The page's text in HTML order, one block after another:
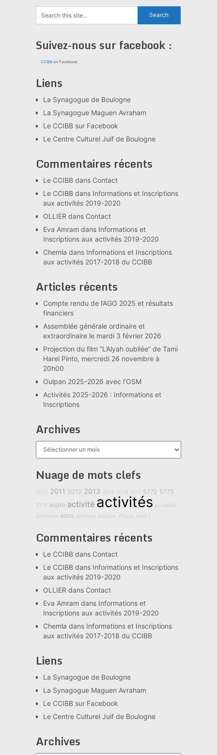
Suivez-nous sur facebook :
CCIBBon Facebook
Liens
La Synagogue de Boulogne
La Synagogue Maguen Avraham
Le CCIBB sur Facebook
Le Centre Culturel Juif de Boulogne
Commentaires récents
Le CCIBBdans Contact
Le CCIBBdans Informations et Inscriptions
aux activités 2019-2020
OLLIER dans Contact
Eva Amram dans Informations et
Inscriptions aux activités 2019-2020
Chemla dans Informations et Inscriptions
aux activités 2017-2018 du CCIBB
Articles récents
Compte rendu de l’AGO 2025 et résultats
financiers
Assemblée générale ordinaire et
extraordinaire le mardi 3 février 2026
Projection du film “L’Alyah oubliée” de Tami
Harel Pinto, mercredi 26 novembre à
20h00
Oulpan 2025-2026 avec l’OSM
Activités 2025-2026 : Informations et
Inscriptions
Archives
Archives
Nuage de mots clefs
2010 2011 2012 2013 2014 2018 5711 5772 5773
5774 acjbb activité activités actualité
adhésion ados adresse adultes Afoula Alad'2
Commentaires récents
Le CCIBBdans Contact
Le CCIBBdans Informations et Inscriptions
aux activités 2019-2020
OLLIER dans Contact
Eva Amram dans Informations et
Inscriptions aux activités 2019-2020
Chemla dans Informations et Inscriptions
aux activités 2017-2018 du CCIBB
Liens
La Synagogue de Boulogne
La Synagogue Maguen Avraham
Le CCIBB sur Facebook
Le Centre Culturel Juif de Boulogne
Archives